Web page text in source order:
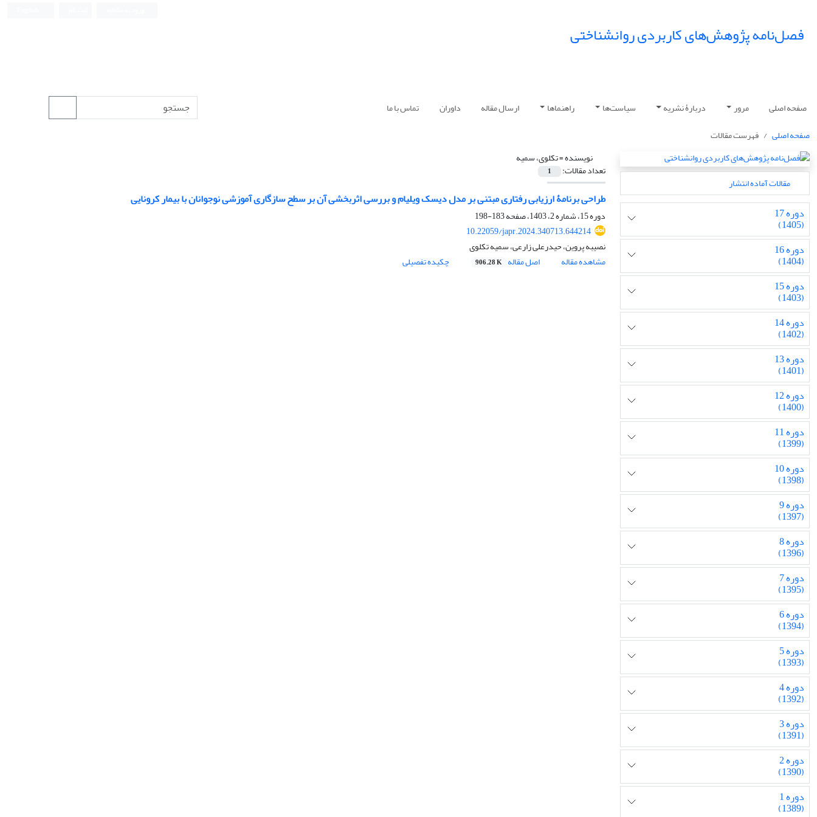
فصل‌نامه پژوهش‌های کاربردی روانشناختی
صفحه اصلی مرور دربارۀ نشریه سیاست‌ها راهنماها ارسال مقاله داوران
تماس با ما
صفحه اصلی
فهرست مقالات
مقالات آماده انتشار
دوره 17
(1405)
دوره 16
(1404)
دوره 15
(1403)
دوره 14
(1402)
دوره 13
(1401)
دوره 12
(1400)
دوره 11
(1399)
دوره 10
(1398)
دوره 9
(1397)
دوره 8
(1396)
دوره 7
(1395)
دوره 6
(1394)
دوره 5
(1393)
دوره 4
(1392)
دوره 3
(1391)
دوره 2
(1390)
دوره 1
(1389)
نویسنده =تکلوی، سمیه
تعداد مقالات: 1
طراحی برنامۀ ارزیابی رفتاری مبتنی بر مدل دیسک ویلیام و بررسی اثربخشی آن بر سطح سازگاری آموزشی نوجوانان با بیمار کرونایی
دوره 15، شماره 2، 1403، صفحه
183-198
10.22059/japr.2024.340713.644214
نصیبه پروین، حیدرعلی زارعی، سمیه تکلوی
مشاهده مقاله
اصل مقاله 906.28 K چکیده تفصیلی